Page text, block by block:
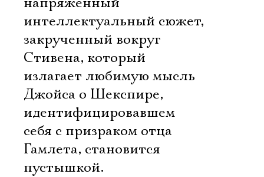
интеллектуальный сюжет,
закрученный вокруг
Стивена, который
излагает любимую мысль
Джойса о Шекспире,
идентифицировавшем
себя с призраком отца
Гамлета, становится
пустышкой.